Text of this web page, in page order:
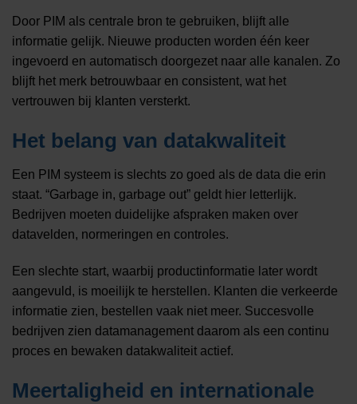
Door PIM als centrale bron te gebruiken, blijft alle
informatie gelijk. Nieuwe producten worden één keer
ingevoerd en automatisch doorgezet naar alle kanalen. Zo
blijft het merk betrouwbaar en consistent, wat het
vertrouwen bij klanten versterkt.
Het belang van datakwaliteit
Een PIM systeem is slechts zo goed als de data die erin
staat. “Garbage in, garbage out” geldt hier letterlijk.
Bedrijven moeten duidelijke afspraken maken over
datavelden, normeringen en controles.
Een slechte start, waarbij productinformatie later wordt
aangevuld, is moeilijk te herstellen. Klanten die verkeerde
informatie zien, bestellen vaak niet meer. Succesvolle
bedrijven zien datamanagement daarom als een continu
proces en bewaken datakwaliteit actief.
Meertaligheid en internationale